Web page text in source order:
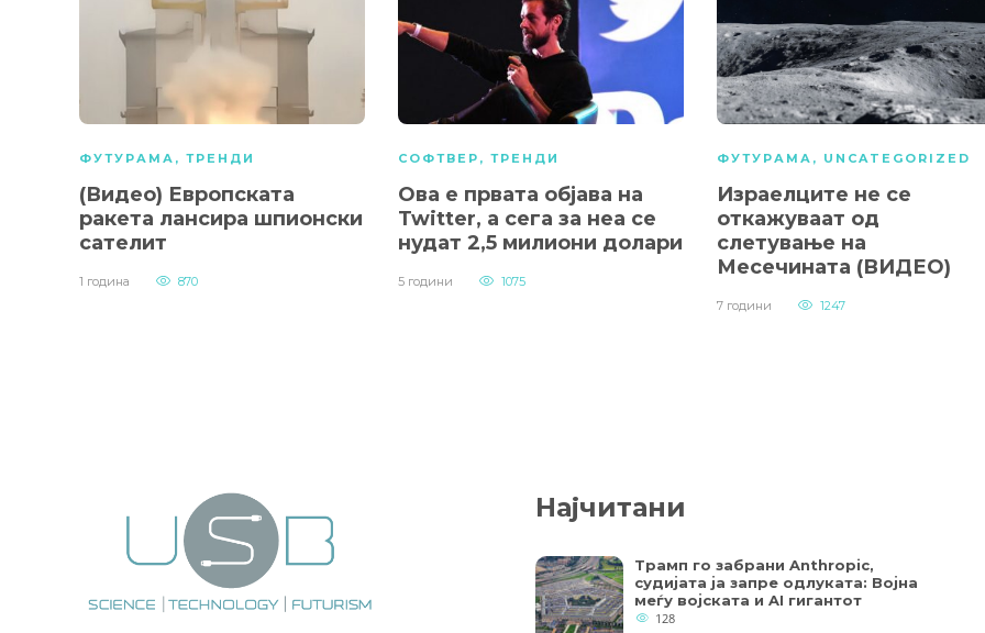
ФУТУРАМА , ТРЕНДИ
(Видео) Европската
ракета лансира шпионски
сателит
1 година 870
СОФТВЕР , ТРЕНДИ
Ова е првата објава на
Twitter, а сега за неа се
нудат 2,5 милиони долари
5 години 1075
ФУТУРАМА , UNCATEGORIZED
Израелците не се
откажуваат од
слетување на
Месечината (ВИДЕО)
7 години 1247
Најчитани
Трамп го забрани Anthropic,
судијата ја запре одлуката: Војна
меѓу војската и AI гигантот
128